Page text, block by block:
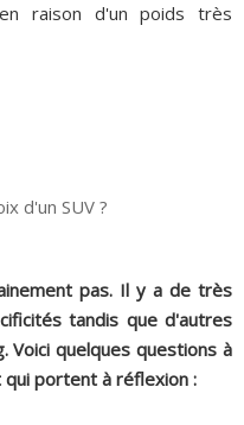
raison d'un poids très
pas. Il y a de très
tandis que d'autres
quelques questions à
portent à réflexion :